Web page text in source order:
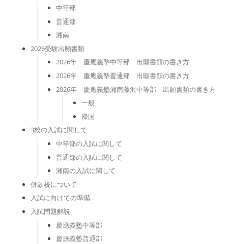
中等部
普通部
湘南
2026受験出願書類
2026年 慶應義塾中等部 出願書類の書き方
2026年 慶應義塾普通部 出願書類の書き方
2026年 慶應義塾湘南藤沢中等部 出願書類の書き方
一般
帰国
3校の入試に関して
中等部の入試に関して
普通部の入試に関して
湘南の入試に関して
併願校について
入試に向けての準備
入試問題解説
慶應義塾中等部
慶應義塾普通部